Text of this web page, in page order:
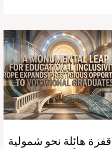
كبيراً في الأوساط الأكاديمية العربية
التي تسعى للريادة. إن الدمج السريع
لمساعدي #الذكاء_الاصطناعي
المتخصصين والمصممين خصيصاً
للمعلمين يُحدث ثورة حقيقية في
التدريس. ومن خلال الأتمتة الناجحة
للمهام الإدارية التي تستغرق وقتاً
طويلاً، تبشر هذه الأدوات المتقدمة
بعصر
قفزة هائلة نحو شمولية